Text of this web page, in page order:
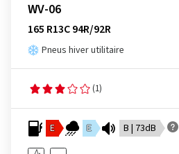
WV-06
165 R13C 94R/92R
Pneus hiver utilitaire
(1)
E E B | 73dB